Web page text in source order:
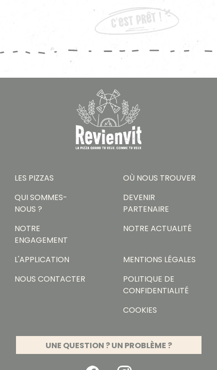
LES PIZZAS
QUI SOMMES-
NOUS ?
NOTRE
ENGAGEMENT
OÙ NOUS TROUVER
DEVENIR
PARTENAIRE
NOTRE ACTUALITÉ
L'APPLICATION
NOUS CONTACTER
MENTIONS LÉGALES
POLITIQUE DE
CONFIDENTIALITÉ
COOKIES
UNE QUESTION ? UN PROBLÈME ?